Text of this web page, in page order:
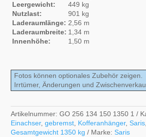
Leergewicht:
449 kg
Nutzlast:
901 kg
Laderaumlänge: 2,56 m
Laderaumbreite: 1,34 m
Innenhöhe:
1,50 m
Fotos können optionales Zubehör zeigen.
Irrtümer, Änderungen und
Artikelnummer:GO 256 134 150 1350 1
Einachser,gebremst Kofferanhänger,Saris
Gesamtgewicht 1350 kg
Marke:Saris